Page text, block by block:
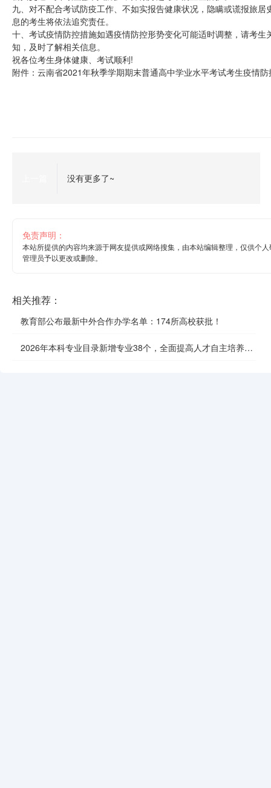
九、对不配合考试防疫工作、不如实报告健康状况，隐瞒或谎报旅
息的考生将依法追究责任。
十、考试疫情防控措施如遇疫情防控形势变化可能适时调整，请考
知，及时了解相关信息。
祝各位考生身体健康、考试顺利!
附件：云南省2021年秋季学期期末普通高中学业水平考试考生疫情
没有更多了~
免责声明：
本站所提供的内容均来源于网友提供或网络搜集，由本站编辑整理，仅供个
管理员予以更改或删除。
相关推荐：
教育部公布最新中外合作办学名单：174所高校获批！
2026年本科专业目录新增专业38个，全面提高人才自主培养质